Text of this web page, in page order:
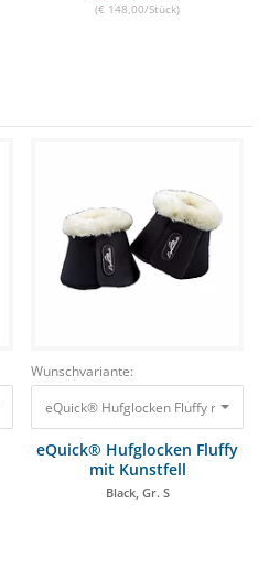
(€ 148,00/Stück)
Gr. S 42,99 €
Wunschvariante:
eQuick® Hufglocken Fluffy mit
eQuick® Hufglocken Fluffy
mit Kunstfell
Black, Gr. S